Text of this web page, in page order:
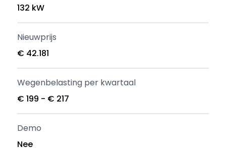
132 kW
Nieuwprijs
€ 42.181
Wegenbelasting per kwartaal
€ 199 - € 217
Demo
Nee